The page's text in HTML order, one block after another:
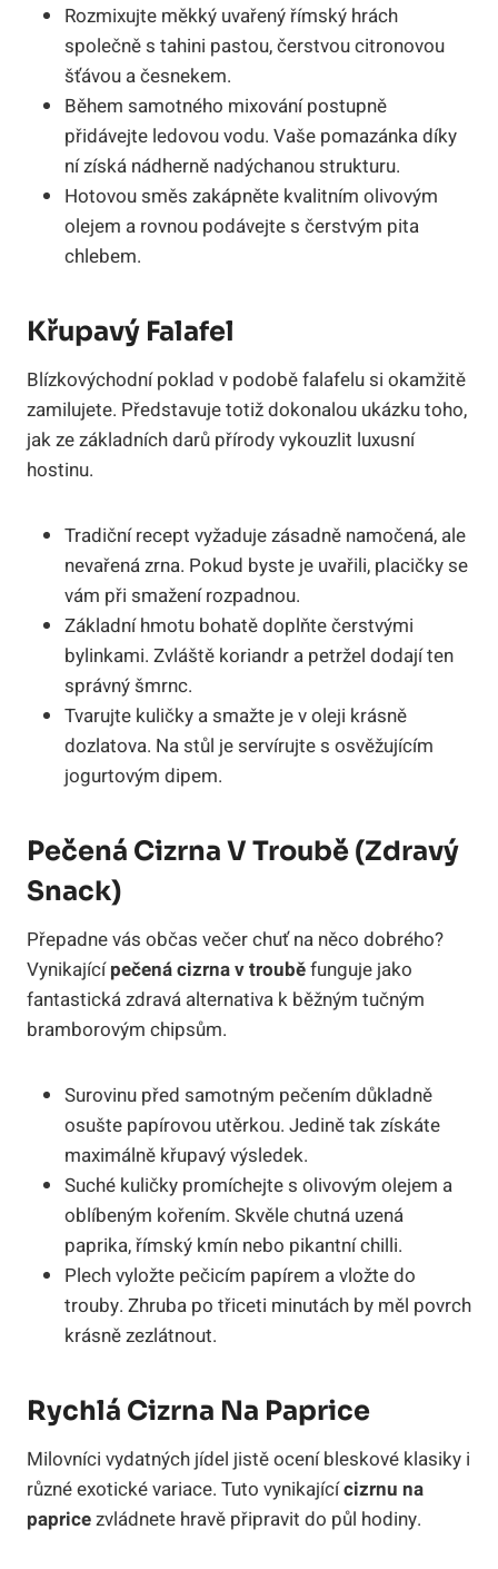
Rozmixujte měkký uvařený římský hrách
společně s tahini pastou, čerstvou citronovou
šťávou a česnekem.
Během samotného mixování postupně
přidávejte ledovou vodu. Vaše pomazánka díky
ní získá nádherně nadýchanou strukturu.
Hotovou směs zakápněte kvalitním olivovým
olejem a rovnou podávejte s čerstvým pita
chlebem.
Křupavý Falafel
Blízkovýchodní poklad v podobě falafelu si okamžitě
zamilujete. Představuje totiž dokonalou ukázku toho,
jak ze základních darů přírody vykouzlit luxusní
hostinu.
Tradiční recept vyžaduje zásadně namočená, ale
nevařená zrna. Pokud byste je uvařili, placičky se
vám při smažení rozpadnou.
Základní hmotu bohatě doplňte čerstvými
bylinkami. Zvláště koriandr a petržel dodají ten
správný šmrnc.
Tvarujte kuličky a smažte je v oleji krásně
dozlatova. Na stůl je servírujte s osvěžujícím
jogurtovým dipem.
Pečená Cizrna V Troubě (zdravý
Snack)
Přepadne vás občas večer chuť na něco dobrého?
Vynikajícípečená cizrna v trouběfunguje jako
fantastická zdravá alternativa k běžným tučným
bramborovým chipsům.
Surovinu před samotným pečením důkladně
osušte papírovou utěrkou. Jedině tak získáte
maximálně křupavý výsledek.
Suché kuličky promíchejte s olivovým olejem a
oblíbeným kořením. Skvěle chutná uzená
paprika, římský kmín nebo pikantní chilli.
Plech vyložte pečicím papírem a vložte do
trouby. Zhruba po třiceti minutách by měl povrch
krásně zezlátnout.
Rychlá Cizrna Na Paprice
Milovníci vydatných jídel jistě ocení bleskové klasiky i
různé exotické variace. Tuto vynikajícícizrnu na
papricezvládnete hravě připravit do půl hodiny.